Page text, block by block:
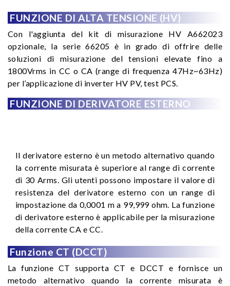
FUNZIONE DI ALTA TENSIONE (HV)
Con l'aggiunta del kit di misurazione HV A662023
opzionale, la serie 66205 è in grado di offrire delle
soluzioni di misurazione del tensioni elevate fino a
1800Vrms in CC o CA (range di frequenza 47Hz~63Hz)
per l’applicazione di inverter HV PV, test PCS.
FUNZIONE DI DERIVATORE ESTERNO
Il derivatore esterno è un metodo alternativo quando
la corrente misurata è superiore al range di corrente
di 30 Arms. Gli utenti possono impostare il valore di
resistenza del derivatore esterno con un range di
impostazione da 0,0001 m a 99,999 ohm. La funzione
di derivatore esterno è applicabile per la misurazione
della corrente CA e CC.
Funzione CT (DCCT)
La funzione CT supporta CT e DCCT e fornisce un
metodo alternativo quando la corrente misurata è